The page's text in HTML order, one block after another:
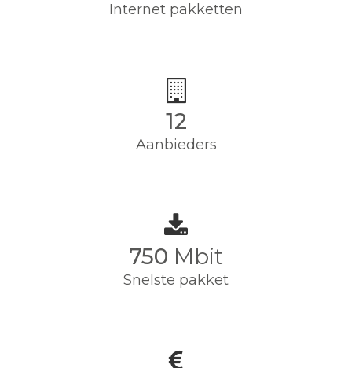
Internet pakketten
12
Aanbieders
750 Mbit
Snelste pakket